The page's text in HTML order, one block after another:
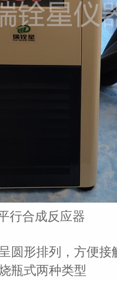
行合成反应器
圆形排列，方便接
瓶式两种类型